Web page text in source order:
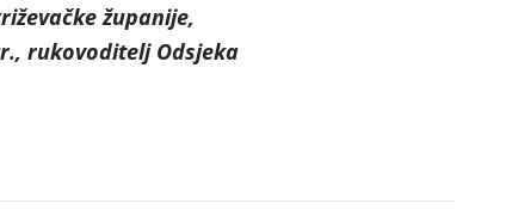
županije,
rukovoditelj Odsjeka